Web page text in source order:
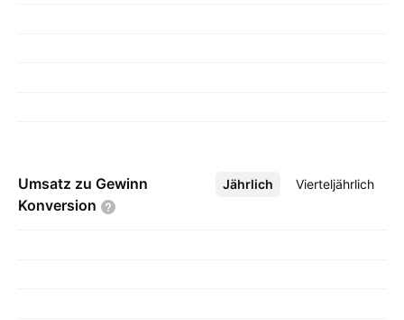
Umsatz zu Gewinn
Konversion
Jährlich Vierteljährlich
Mehr